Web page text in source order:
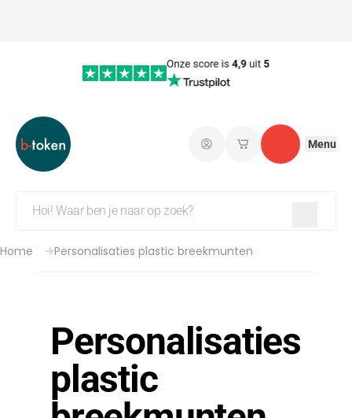
AanmeldenMijn opgeslagen
Contact
Menu
Home Personalisaties plastic breekmunten
Personalisaties
plastic